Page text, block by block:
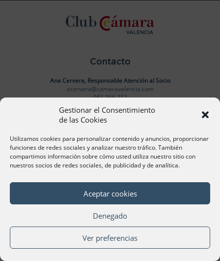
Gestionar el Consentimiento
de las Cookies
Utilizamos cookies para personalizar contenido y anuncios, proporcionar
funciones de redes sociales y analizar nuestro tráfico. También
compartimos información sobre cómo usted utiliza nuestro sitio con
nuestros socios de redes sociales, de publicidad y de analítica.
Aceptar cookies
Denegado
Ver preferencias
Contacto
Ana Cervera, Responsable Atención al Socio
acervera@camaravalencia.com
961 366 212
Síguenos
©Cámara Oficial de Comercio, Industria, Servicios y
Navegación de València 2020